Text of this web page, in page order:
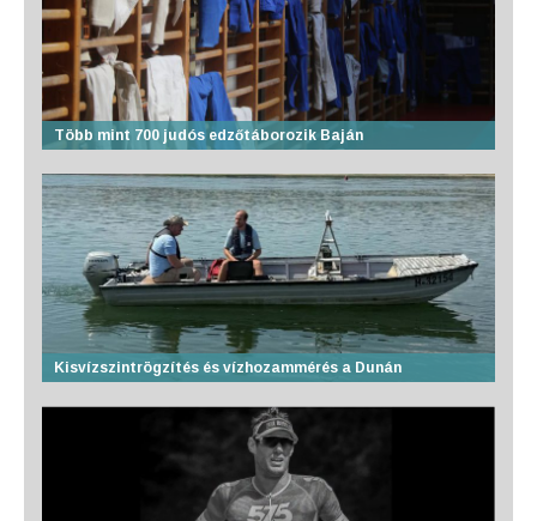
Több mint 700 judós edzőtáborozik Baján
Kisvízszintrögzítés és vízhozammérés a Dunán